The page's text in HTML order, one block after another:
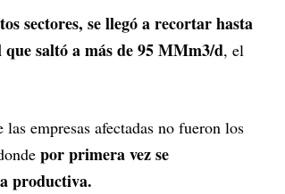
sectores, se llegó a recortar hasta
saltó a más de 95 MMm3/d, el
empresas afectadas no fueron los
por primera vez se
productiva.